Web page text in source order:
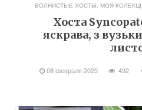
ВОЛНИСТЫЕ ХОСТЫ, МОЯ
Хоста
яскрава, з
08 февраля 2025 492